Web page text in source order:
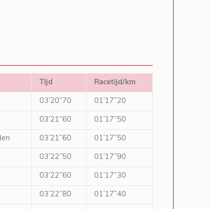
Tijd Racetijd/km
03’20”70 01’17”20
03’21”60 01’17”50
03’21”60 01’17”50
03’22”50 01’17”90
03’22”60 01’17”30
03’22”80 01’17”40